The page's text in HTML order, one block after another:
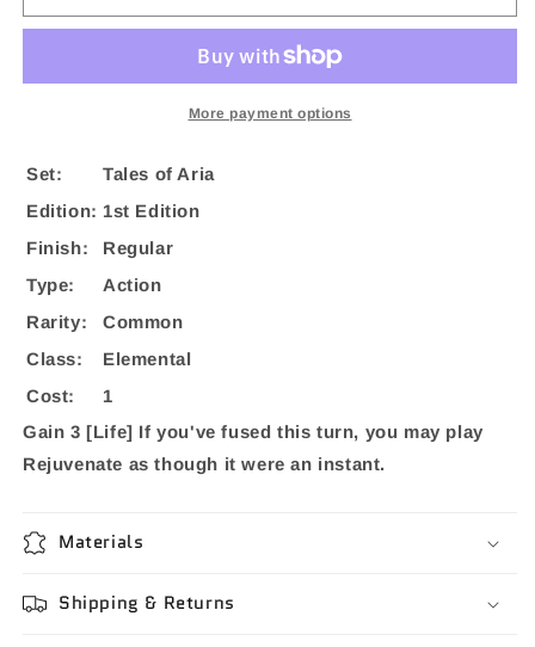
(Red)
of
Edition
Normal
(Red)
(Tales
of
Aria)
Edition
Normal
More payment options
Set:
Tales of Aria
Edition: 1st Edition
Finish:
Regular
Type:
Action
Rarity:
Common
Class:
Elemental
Cost:
1
Gain 3 [Life] If you've fused this turn, you may play
Rejuvenate as though it were an instant.
Materials
Shipping & Returns